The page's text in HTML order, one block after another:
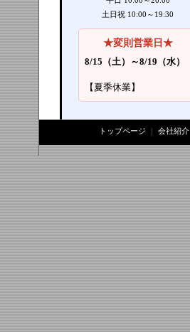
土日祝 10:00～19:30
★変則営業日★
8/15（土）～8/19（水）
【夏季休業】
トップページ 会社紹介